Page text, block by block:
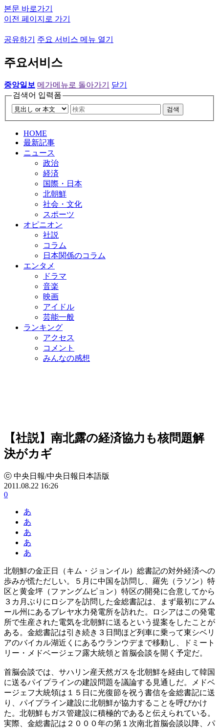
본문 바로가기
이전 페이지로 가기
공유하기 주요 서비스 메뉴 열기
주요서비스
중앙일보 메가메뉴로 돌아가기
닫기
검색어 입력폼
검색
HOME
最新記事
ニュース
政治
経済
国際・日本
北朝鮮
社会・文化
スポーツ
オピニオン
社説
コラム
日本関係のコラム
エンタメ
ドラマ
音楽
映画
アイドル
芸能一般
ランキング
アクセス
コメント
みんなの感想
【社説】南北露の経済協力も核問題解
決がカギ
ⓒ 中央日報/中央日報日本語版
2011.08.22 16:26
0
あ
あ
あ
あ
あ
北朝鮮の金正日（キム・ジョンイル）総書記の対外経済への
歩みが慌ただしい。５月に中国を訪問し、羅先（ラソン）特
区と黄金坪（ファングムピョン）特区の開発に合意してから
３カ月ぶりにロシアを訪問した金総書記は、まず最初にアム
ール州にあるブレヤ水力発電所を訪れた。ロシアはこの発電
所で生産された電気を北朝鮮に送るという提案をしたことが
ある。金総書記は引き続き３日間ほど列車に乗って東シベリ
アのバイカル湖近くにあるウランウデまで移動し、ドミート
リー・メドベージェフ露大統領と首脳会談を開く予定だ。
首脳会談では、サハリン産天然ガスを北朝鮮を経由して韓国
に送るパイプラインの建設問題を議論する見通しだ。メドベ
ージェフ大統領は１５日に光復節を祝う書信を金総書記に送
り、パイプライン建設に北朝鮮が協力することを呼びかけ
た。北朝鮮もガス管建設に積極的であると伝えられている。
実際、金総書記は２０００年の第１次南北首脳会談以降、パ